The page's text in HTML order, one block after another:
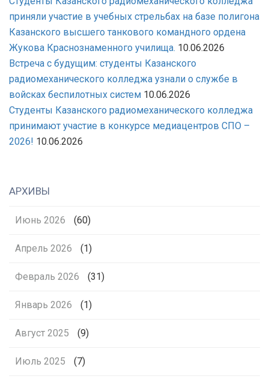
приняли участие в учебных стрельбах на базе полигона
Казанского высшего танкового командного ордена
Жукова Краснознаменного училища. 10.06.2026
Встреча с будущим: студенты Казанского
радиомеханического колледжа узнали о службе в
войсках беспилотных систем 10.06.2026
Студенты Казанского радиомеханического колледжа
принимают участие в конкурсе медиацентров СПО –
2026! 10.06.2026
АРХИВЫ
Июнь 2026 (60)
Апрель 2026 (1)
Февраль 2026 (31)
Январь 2026 (1)
Август 2025 (9)
Июль 2025 (7)